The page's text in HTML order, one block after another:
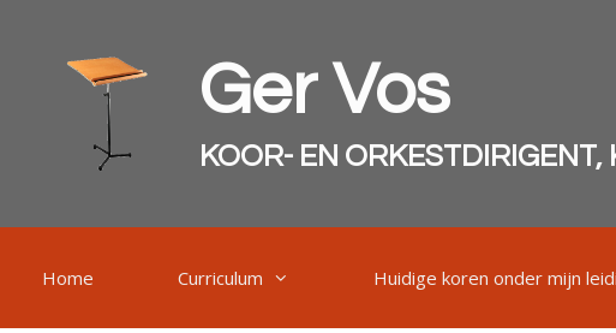
Ger Vos
KOOR- EN
Home Curriculum Huidige koren onder mijn